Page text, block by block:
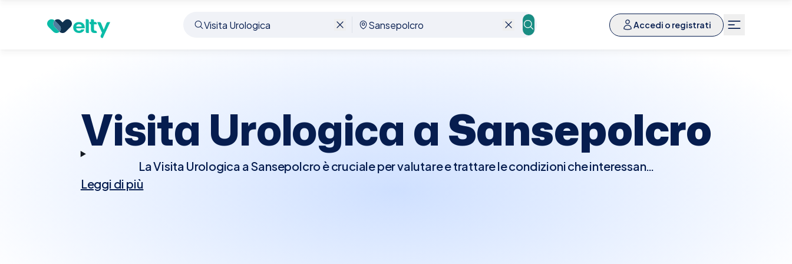
Accedi o registrati
Prenota visita Sansepolcro
Visita Urologica aSansepolcro
La Visita Urologica a Sansepolcro è cruciale per valutare e trattare le condizioni che interessano
Leggi di più